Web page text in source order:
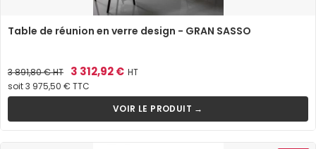
Table de réunion en verre design - GRAN SASSO
Prix
de
base
3 891,80 €HT Prix
3 312,92 € HT
soit 3 975,50 € TTC
VOIR LE PRODUIT →